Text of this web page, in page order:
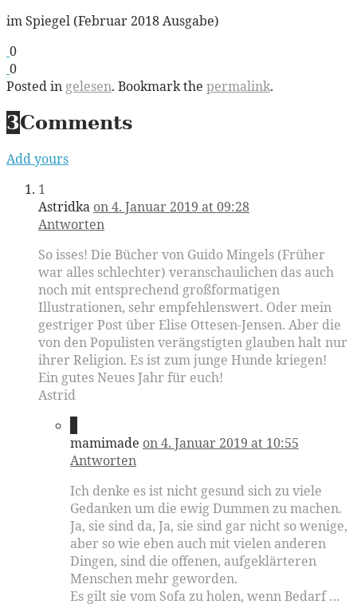
im Spiegel (Februar 2018 Ausgabe)
0
0
Posted in gelesen. Bookmark the permalink.
3Comments
Add yours
1
Astridka on 4. Januar 2019 at 09:28
Antworten
So isses! Die Bücher von Guido Mingels (Früher
war alles schlechter) veranschaulichen das auch
noch mit entsprechend großformatigen
Illustrationen, sehr empfehlenswert. Oder mein
gestriger Post über Elise Ottesen-Jensen. Aber die
von den Populisten verängstigten glauben halt nur
ihrer Religion. Es ist zum junge Hunde kriegen!
Ein gutes Neues Jahr für euch!
Astrid
mamimade on 4. Januar 2019 at 10:55
Antworten
Ich denke es ist nicht gesund sich zu viele
Gedanken um die ewig Dummen zu machen.
Ja, sie sind da, Ja, sie sind gar nicht so wenige,
aber so wie eben auch mit vielen anderen
Dingen, sind die offenen, aufgeklärteren
Menschen mehr geworden.
Es gilt sie vom Sofa zu holen, wenn Bedarf …